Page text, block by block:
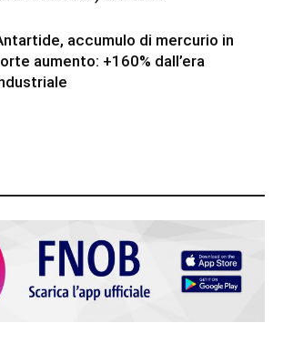
accumulo di mercurio in
aumento: +160% dall’era